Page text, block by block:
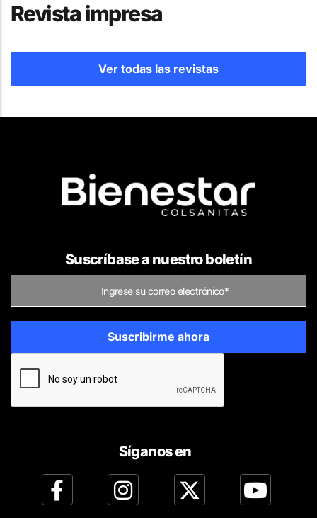
Revista impresa
Ver todas las revistas
Suscríbase a nuestro boletín
Síganos en